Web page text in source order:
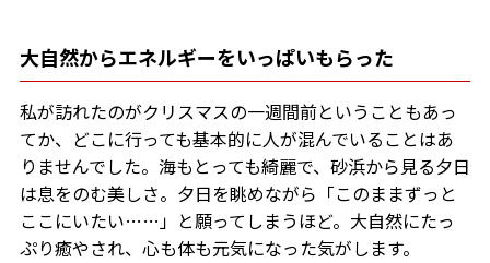
大自然からエネルギーをいっぱいもらった
私が訪れたのがクリスマスの一週間前ということもあっ
てか、どこに行っても基本的に人が混んでいることはあ
りませんでした。海もとっても綺麗で、砂浜から見る夕日
は息をのむ美しさ。夕日を眺めながら「このままずっと
ここにいたい……」と願ってしまうほど。大自然にたっ
ぷり癒やされ、心も体も元気になった気がします。